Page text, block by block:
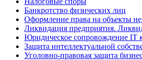
Банкротство физических лиц
Оформление права на объекты
Ликвидация предприятия.
Юридическое сопровождение IT
Защита интеллектуальной
Уголовно-правовая защита